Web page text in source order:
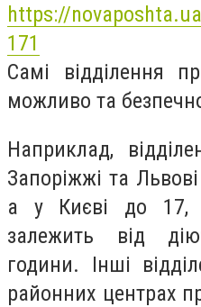
https://
171
Самі відділення
можливо та
Наприклад,
Запоріжжі та
а у Києві до 17,
залежить від
години. Інші
районних центрах